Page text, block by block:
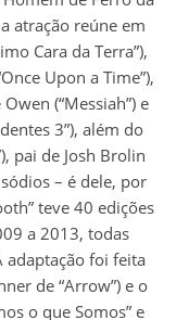
atração reúne em
Cara da Terra”),
Upon a Time”),
(“Messiah”) e
3”), além do
pai de Josh Brolin
– é dele, por
teve 40 edições
a 2013, todas
adaptação foi feita
de “Arrow”) e o
o que Somos” e